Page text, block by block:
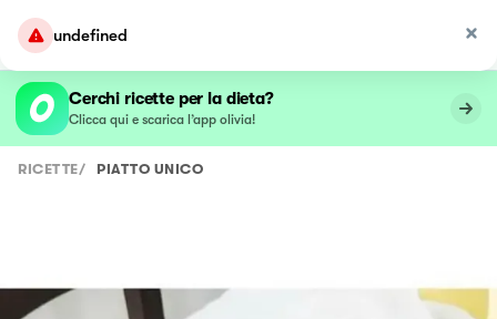
undefined
Cerchi ricette per la dieta?
Clicca qui e scarica l’app olivia!
RICETTE/ PIATTO UNICO